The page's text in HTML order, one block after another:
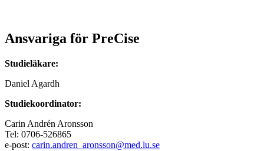
Ansvariga för PreCise
Studieläkare:
Daniel Agardh
Studiekoordinator:
Carin Andrén Aronsson
Tel: 0706-526865
e-post: carin.andren_aronsson@med.lu.se